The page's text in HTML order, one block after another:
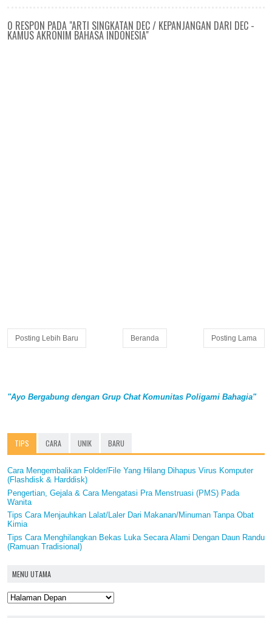
0 RESPON PADA "ARTI SINGKATAN DEC / KEPANJANGAN DARI DEC -
KAMUS AKRONIM BAHASA INDONESIA"
Posting Lebih Baru Posting Lama
Beranda
"Ayo Bergabung dengan Grup Chat Komunitas Poligami Bahagia"
TIPS CARA UNIK BARU
Cara Mengembalikan Folder/File Yang Hilang Dihapus Virus Komputer
(Flashdisk & Harddisk)
Pengertian, Gejala & Cara Mengatasi Pra Menstruasi (PMS) Pada
Wanita
Tips Cara Menjauhkan Lalat/Laler Dari Makanan/Minuman Tanpa Obat
Kimia
Tips Cara Menghilangkan Bekas Luka Secara Alami Dengan Daun Randu
(Ramuan Tradisional)
MENU UTAMA